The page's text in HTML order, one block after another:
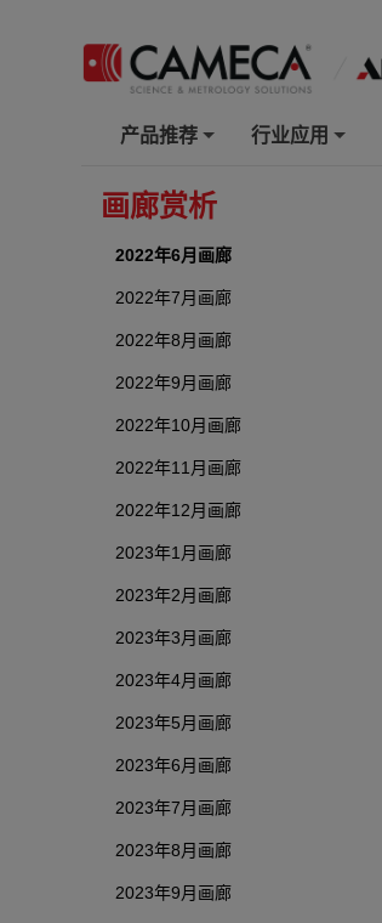
产品推荐 行业应用
画廊赏析
2022年6月画廊
2022年7月画廊
2022年8月画廊
2022年9月画廊
2022年10月画廊
2022年11月画廊
2022年12月画廊
2023年1月画廊
2023年2月画廊
2023年3月画廊
2023年4月画廊
2023年5月画廊
2023年6月画廊
2023年7月画廊
2023年8月画廊
2023年9月画廊